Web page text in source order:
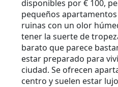
disponibles por € 100,
pequeños
ruinas con un olor
tener la suerte de
barato que parece
estar preparado para
ciudad. Se ofrecen
centro y suelen estar